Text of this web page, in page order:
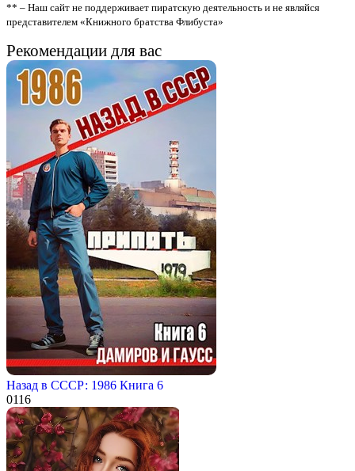
** – Наш сайт не поддерживает пиратскую деятельность и не являйся
представителем «Книжного братства Флибуста»
Рекомендации для вас
Назад в СССР: 1986 Книга 6
0116